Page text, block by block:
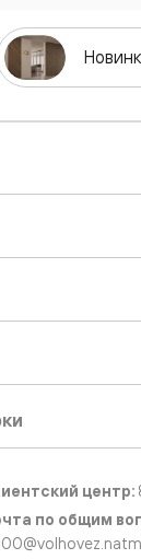
центр:
по общим